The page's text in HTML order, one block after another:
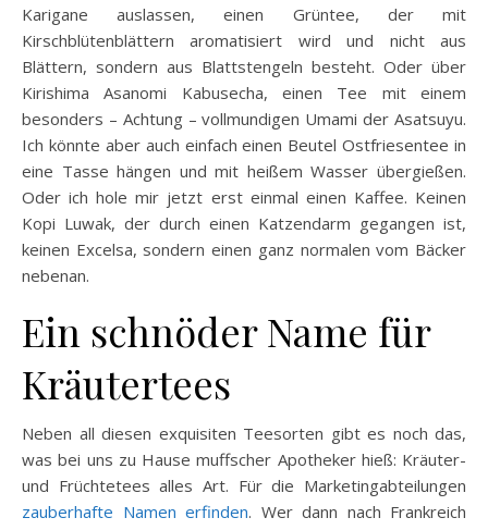
Karigane auslassen, einen Grüntee, der mit
Kirschblütenblättern aromatisiert wird und nicht aus
Blättern, sondern aus Blattstengeln besteht. Oder über
Kirishima Asanomi Kabusecha, einen Tee mit einem
besonders – Achtung – vollmundigen Umami der Asatsuyu.
Ich könnte aber auch einfach einen Beutel Ostfriesentee in
eine Tasse hängen und mit heißem Wasser übergießen.
Oder ich hole mir jetzt erst einmal einen Kaffee. Keinen
Kopi Luwak, der durch einen Katzendarm gegangen ist,
keinen Excelsa, sondern einen ganz normalen vom Bäcker
nebenan.
Ein schnöder Name für
Kräutertees
Neben all diesen exquisiten Teesorten gibt es noch das,
was bei uns zu Hause muffscher Apotheker hieß: Kräuter-
und Früchtetees alles Art. Für die Marketingabteilungen
zauberhafte Namen erfinden. Wer dann nach Frankreich